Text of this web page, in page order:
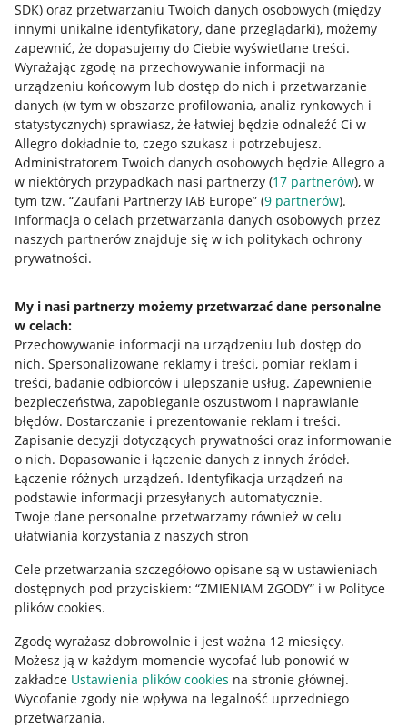
SDK) oraz przetwarzaniu Twoich danych osobowych (między
innymi unikalne identyfikatory, dane przeglądarki), możemy
zapewnić, że dopasujemy do Ciebie wyświetlane treści.
Wyrażając zgodę na przechowywanie informacji na
urządzeniu końcowym lub dostęp do nich i przetwarzanie
danych (w tym w obszarze profilowania, analiz rynkowych i
statystycznych) sprawiasz, że łatwiej będzie odnaleźć Ci w
Allegro dokładnie to, czego szukasz i potrzebujesz.
Administratorem Twoich danych osobowych będzie Allegro a
w niektórych przypadkach nasi partnerzy (17 partnerów), w
tym tzw. “Zaufani Partnerzy IAB Europe” (9 partnerów).
Informacja o celach przetwarzania danych osobowych przez
naszych partnerów znajduje się w ich politykach ochrony
prywatności.
My i nasi partnerzy możemy przetwarzać dane personalne
w celach:
Przechowywanie informacji na urządzeniu lub dostęp do
nich. Spersonalizowane reklamy i treści, pomiar reklam i
treści, badanie odbiorców i ulepszanie usług. Zapewnienie
bezpieczeństwa, zapobieganie oszustwom i naprawianie
błędów. Dostarczanie i prezentowanie reklam i treści.
Zapisanie decyzji dotyczących prywatności oraz informowanie
o nich. Dopasowanie i łączenie danych z innych źródeł.
Łączenie różnych urządzeń. Identyfikacja urządzeń na
podstawie informacji przesyłanych automatycznie.
Twoje dane personalne przetwarzamy również w celu
ułatwiania korzystania z naszych stron
Cele przetwarzania szczegółowo opisane są w ustawieniach
dostępnych pod przyciskiem: “ZMIENIAM ZGODY” i w Polityce
plików cookies.
Zgodę wyrażasz dobrowolnie i jest ważna 12 miesięcy.
Możesz ją w każdym momencie wycofać lub ponowić w
zakładce Ustawienia plików cookies na stronie głównej.
Wycofanie zgody nie wpływa na legalność uprzedniego
przetwarzania.
Przydatne informacje
Jak to działa
Allegro Gadane dla sprzedających
Allegro Gadane dla kupujących
Mapa miejscowości
Informacje prawne
Regulamin
Polityka plików "cookies"
Ustawienia plików "cookies"
Udostępnianie lokalizacji
Informacje dla Aktu o Usługach Cyfrowych
Pobierz aplikację